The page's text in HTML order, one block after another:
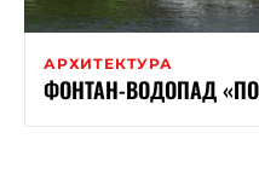
АРХИТЕКТУРА
ФОНТАН-ВОДОПАД